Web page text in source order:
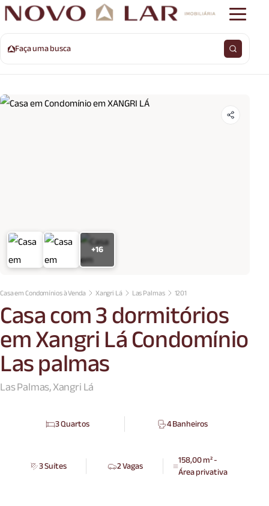
Faça uma busca
+16
Casa em Condomínios à Venda Xangri Lá Las Palmas 1201
Casa com 3 dormitórios
em Xangri Lá Condomínio
Las palmas
Las Palmas, Xangri Lá
3 Quartos 4 Banheiros
3 Suítes 2 Vagas 158,00 m² -
Área privativa